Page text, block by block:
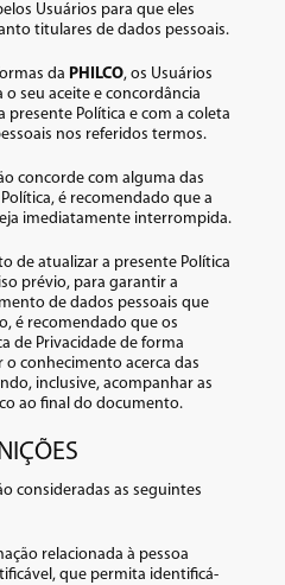
Usuários para que eles
titulares de dados pessoais.
da PHILCO, os Usuários
seu aceite e concordância
presente Política e com a coleta
nos referidos termos.
concorde com alguma das
é recomendado que a
imediatamente interrompida.
de atualizar a presente Política
prévio, para garantir a
de dados pessoais que
é recomendado que os
de Privacidade de forma
conhecimento acerca das
inclusive, acompanhar as
ao final do documento.
consideradas as seguintes
relacionada à pessoa
que permita identificá-